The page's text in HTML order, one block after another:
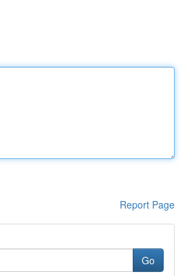
Report Page
Go